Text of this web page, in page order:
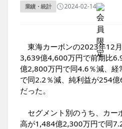
業績・統計 2024-02-14
東海カーボンの2023年12
3,639億4,600万円で前期比
億2,800万円で同4.6％減、
で同2.2％減、純利益が254
だった。
セグメント別のうち、カー
高が1,484億2,300万円で同